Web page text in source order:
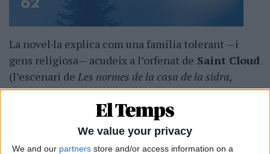
We value your privacy
We and our partners store and/or access information on a
La novel·la explica com una família tolerant —i
gens religiosa— acudeix a l’orfenat de Saint Cloud
(l’escenari de Les normes de la casa de la sidra,
(1985) queLasse Hallströmva dur al cinema el
1999) per acollir una noia adolescent que pugui fer
d’au-pair de la seva filla més petita, i allà creuen
els seus camins amb els d’Esther.